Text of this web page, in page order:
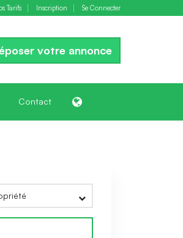
Tarifs Inscription Se Connecter
votre annonce
Contact